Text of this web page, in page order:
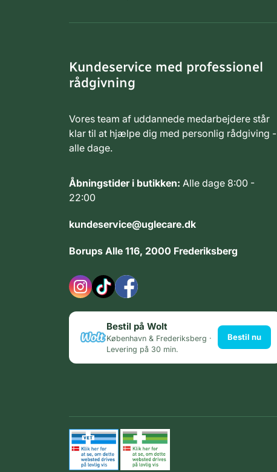
Kundeservice med professionel
rådgivning
Vores team af uddannede medarbejdere står
klar til at hjælpe dig med personlig rådgiving -
alle dage.
Åbningstider i butikken: Alle dage 8:00 -
22:00
kundeservice@uglecare.dk
Borups Alle 116, 2000 Frederiksberg
Bestil på Wolt
København & Frederiksberg ·
Levering på 30 min.
Bestil nu